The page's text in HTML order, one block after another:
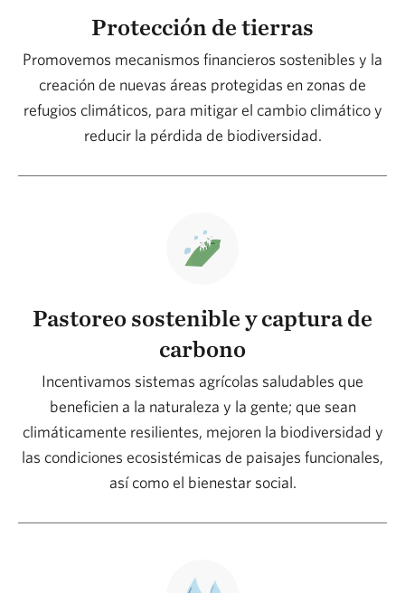
Protección de tierras
Promovemos mecanismos financieros sostenibles y la
creación de nuevas áreas protegidas en zonas de
refugios climáticos, para mitigar el cambio climático y
reducir la pérdida de biodiversidad.
Pastoreo sostenible y captura de
carbono
Incentivamos sistemas agrícolas saludables que
beneficien a la naturaleza y la gente; que sean
climáticamente resilientes, mejoren la biodiversidad y
las condiciones ecosistémicas de paisajes funcionales,
así como el bienestar social.